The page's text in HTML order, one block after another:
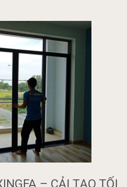
– CẢI TẠO TỐI